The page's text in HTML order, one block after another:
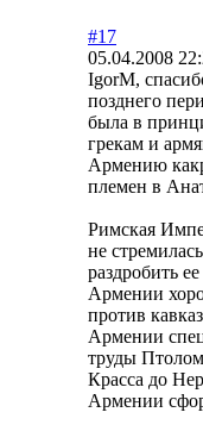
#17
05.04.2008
IgorM,
позднего
была в
грекам и
Армению
племен в
Римская
не
раздробить
Армении
против
Армении
труды
Красса до
Армении